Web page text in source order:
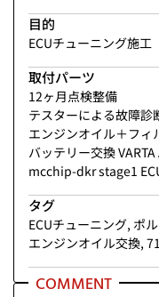
目的
ECUチューニング施工
取付パーツ
12ヶ月点検整備
テスターによる故障診
エンジンオイル＋フィ
バッテリー交換
mcchip-dkr stage1
タグ
ECUチューニング, ポ
エンジンオイル交換,
COMMENT